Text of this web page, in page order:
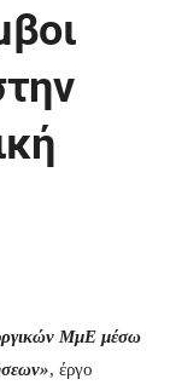
ΜμΕ μέσω
, έργο